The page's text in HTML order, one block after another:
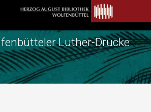
Luther-Drucke